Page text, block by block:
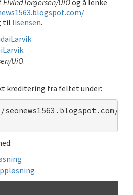
EivindTorgersen/UiOog å lenke
til lisensen.
.
UiO.
kreditering fra feltet under: